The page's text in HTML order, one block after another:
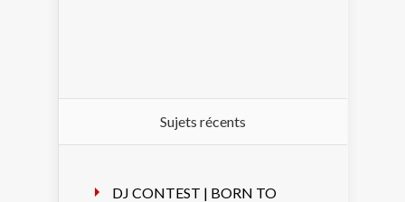
Sujets récents
DJ CONTEST | BORN TO